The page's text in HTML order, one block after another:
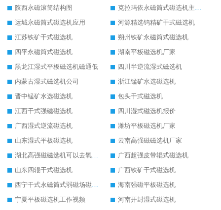
陕西永磁滚筒结构图
克拉玛依永磁筒式磁选机主要技术参数
运城永磁筒式磁选机应用
河源精选钨精矿干式磁选机
江苏铁矿干式磁选机
朔州铁矿永磁筒式磁选机
四平永磁筒式磁选机
湖南平板磁选机厂家
黑龙江湿式平板磁选机磁通低
四川半逆流湿式磁选机
内蒙古湿式磁选机公司
浙江锰矿水选磁选机
晋中锰矿水选磁选机
包头干式磁选机
江西干式强磁磁选机
四川湿式磁选机报价
广西湿式逆流磁选机
潍坊平板磁选机厂家
山东湿式平板磁选机
云南高强磁磁选机厂家
湖北高强磁磁选机可以去氧化铝
广西超强皮带辊式磁选机
山东四辊干式磁选机
广西铁矿干式磁选机
西宁干式永磁筒式弱磁场磁选机结构图
海南强磁平板磁选机
宁夏平板磁选机工作视频
河南开封湿式磁选机